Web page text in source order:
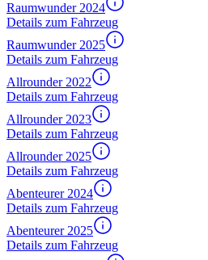
Raumwunder 2024
Details zum Fahrzeug
Raumwunder 2025
Details zum Fahrzeug
Allrounder 2022
Details zum Fahrzeug
Allrounder 2023
Details zum Fahrzeug
Allrounder 2025
Details zum Fahrzeug
Abenteurer 2024
Details zum Fahrzeug
Abenteurer 2025
Details zum Fahrzeug